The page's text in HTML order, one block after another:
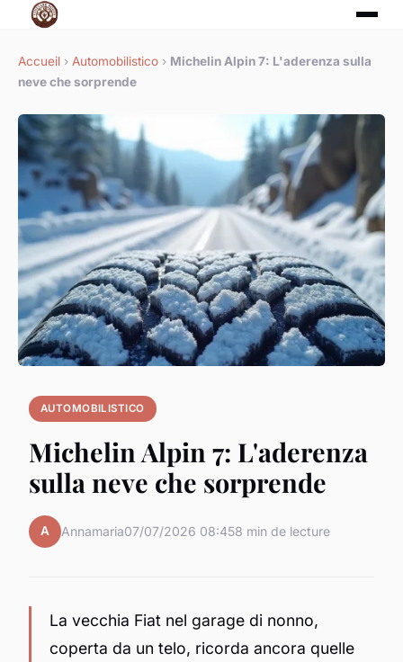
Accueil › Automobilistico › Michelin Alpin 7: L'aderenza sulla
neve che sorprende
AUTOMOBILISTICO
Michelin Alpin 7: L'aderenza
sulla neve che sorprende
A Annamaria07/07/2026 08:458 min de lecture
La vecchia Fiat nel garage di nonno,
coperta da un telo, ricorda ancora quelle